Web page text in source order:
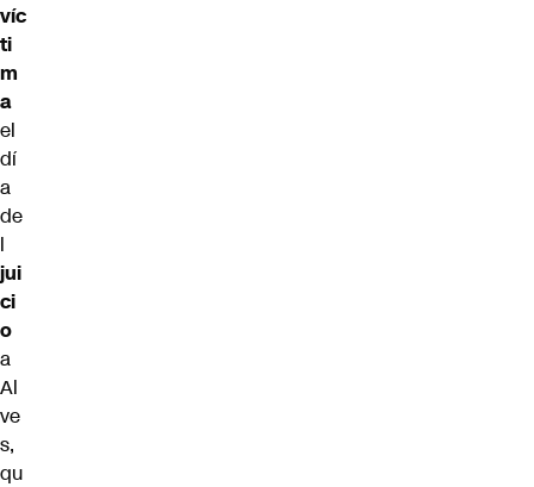
víc
ti
m
a
el
dí
a
de
l
jui
ci
o
a
Al
ve
s,
qu